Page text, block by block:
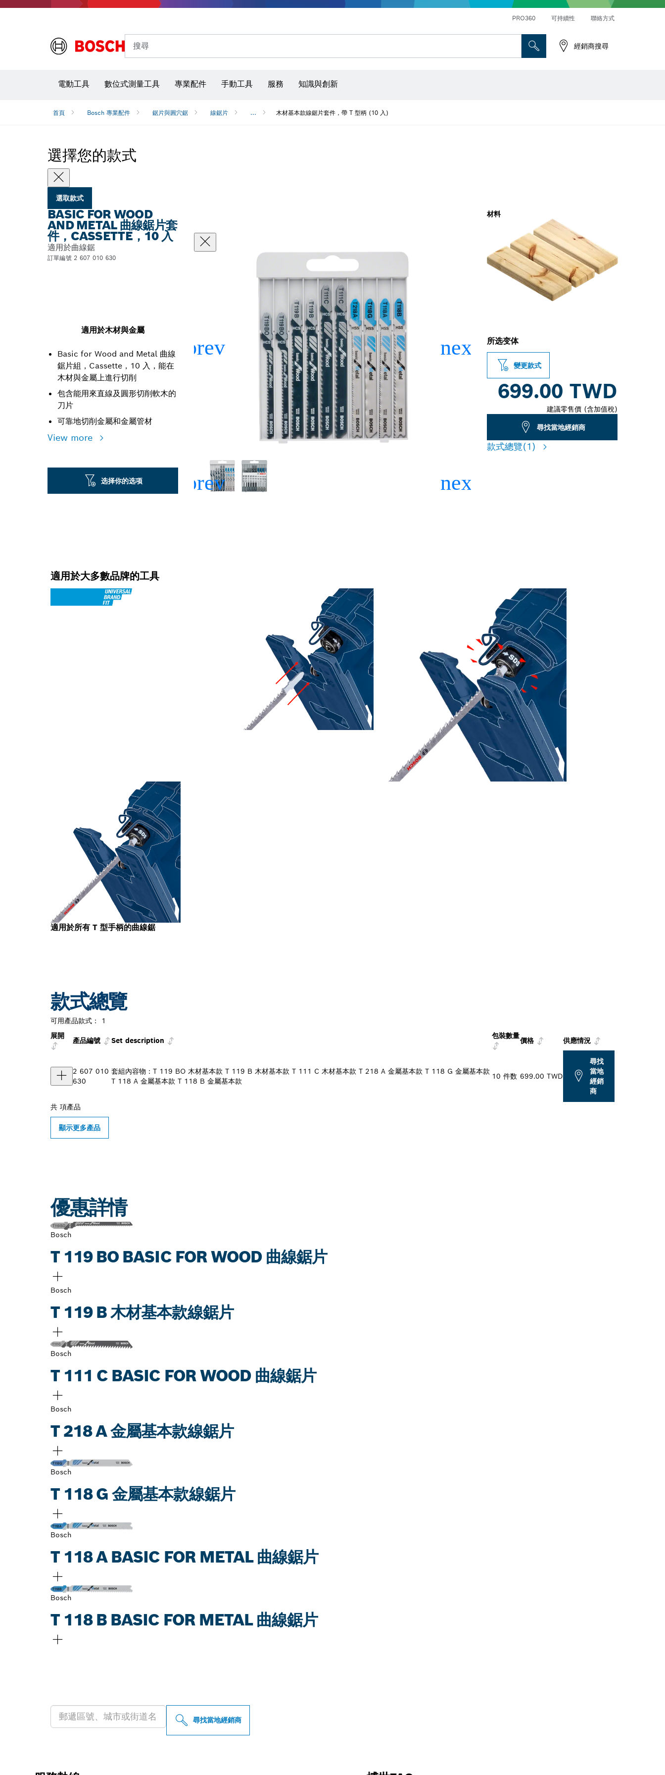
PRO360 可持續性 聯絡方式
搜尋 經銷商搜尋
電動工具 數位式測量工具 專業配件 手動工具 服務 知識與創新
首頁 Bosch 專業配件 鋸片與圓穴鋸 線鋸片 ... 木材基本款線鋸片套件，帶 T 型柄 (10 入)
選擇您的款式
選取款式
BASIC FOR WOOD
AND METAL 曲線鋸片套
件，CASSETTE，10 入
適用於曲線鋸
訂單編號 2 607 010 630
適用於木材與金屬
Basic for Wood and Metal 曲線
鋸片組，Cassette，10 入，能在
木材與金屬上進行切削
包含能用來直線及圓形切削軟木的
刀片
可靠地切削金屬和金屬管材
View more
材料
选择你的选项
所选变体
變更款式
699.00 TWD
建議零售價 (含加值稅)
尋找當地經銷商
款式總覽(1)
適用於大多數品牌的工具
適用於所有 T 型手柄的曲線鋸
款式總覽
可用產品款式：
1
展開
產品編號 Set description
包裝數量
價格 供應情況
2 607 010
630
套組內容物：T 119 BO 木材基本款 T 119 B 木材基本款 T 111 C 木材基本款 T 218 A 金屬基本款 T 118 G 金屬基本款
T 118 A 金屬基本款 T 118 B 金屬基本款
10 件数 699.00 TWD
尋找
當地
經銷
商
共 項產品
顯示更多產品
優惠詳情
Bosch
T 119 BO BASIC FOR WOOD 曲線鋸片
Bosch
T 119 B 木材基本款線鋸片
Bosch
T 111 C BASIC FOR WOOD 曲線鋸片
Bosch
T 218 A 金屬基本款線鋸片
Bosch
T 118 G 金屬基本款線鋸片
Bosch
T 118 A BASIC FOR METAL 曲線鋸片
Bosch
T 118 B BASIC FOR METAL 曲線鋸片
尋找當地經銷商